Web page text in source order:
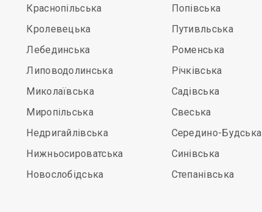
Краснопільська
Кролевецька
Лебединська
Липоводолинська
Миколаївська
Миропільська
Недригайлівська
Нижньосироватська
Новослобідська
Попівська
Путивльська
Роменська
Річківська
Садівська
Свеська
Середино-Будська
Синівська
Степанівська